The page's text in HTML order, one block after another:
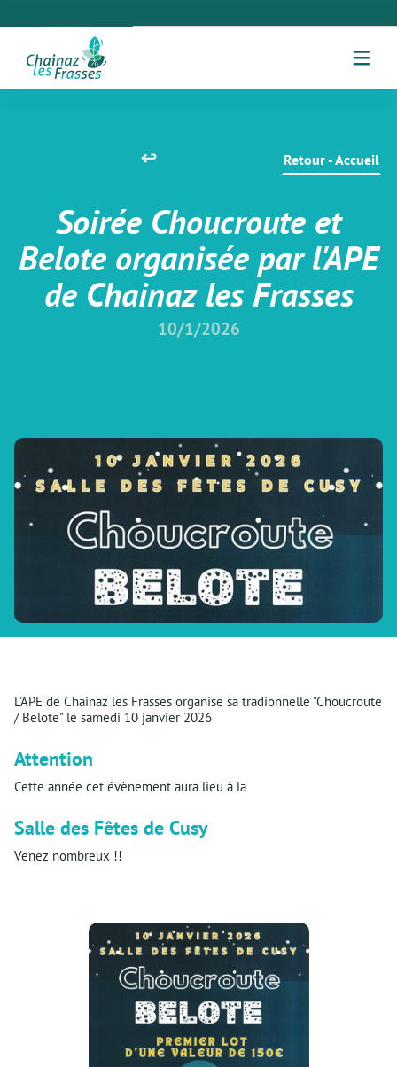
Retour - Accueil
Soirée Choucroute et
Belote organisée par l'APE
de Chainaz les Frasses
10/1/2026
L'APE de Chainaz les Frasses organise sa tradionnelle "Choucroute
/ Belote" le samedi 10 janvier 2026
Attention
Cette année cet évènement aura lieu à la
Salle des Fêtes de Cusy
Venez nombreux !!